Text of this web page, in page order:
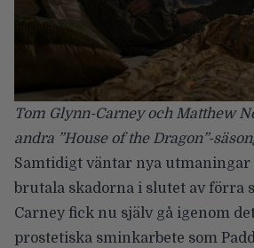
Tom Glynn-Carney och Matthew
andra ”House of the Dragon”-
Samtidigt väntar nya utmaningar
brutala skadorna i slutet av förra
Carney fick nu själv gå igenom
prostetiska sminkarbete som